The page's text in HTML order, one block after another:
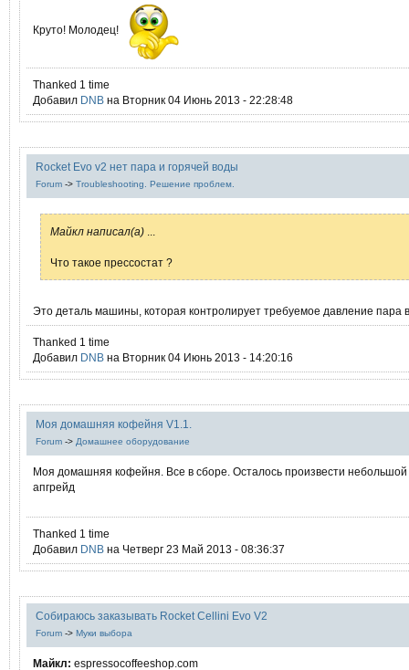
Круто! Молодец!
Thanked 1 time
Добавил DNB на Вторник 04 Июнь 2013 - 22:28:48
Rocket Evo v2 нет пара и горячей воды
Forum -> Troubleshooting. Решение проблем.
Mайкл написал(а)
Что такое прессостат ?
Это деталь машины, которая контролирует требуемое давление пара
Thanked 1 time
Добавил DNB на Вторник 04 Июнь 2013 - 14:20:16
Моя домашняя кофейня V1.1.
Forum -> Домашнее оборудование
Моя домашняя кофейня. Все в сборе. Осталось произвести небольшой
апгрейд
Thanked 1 time
Добавил DNB на Четверг 23 Май 2013 - 08:36:37
Собираюсь заказывать Rocket Cellini Evo V2
Forum -> Муки выбора
Mайкл: espressocoffeeshop.com